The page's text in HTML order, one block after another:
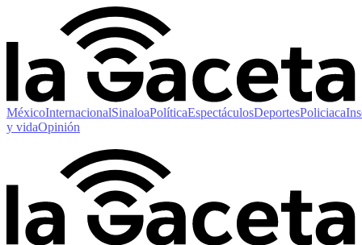
MéxicoInternacionalSinaloaPolíticaEspectáculosDeportesPoliciaca
y vidaOpinión